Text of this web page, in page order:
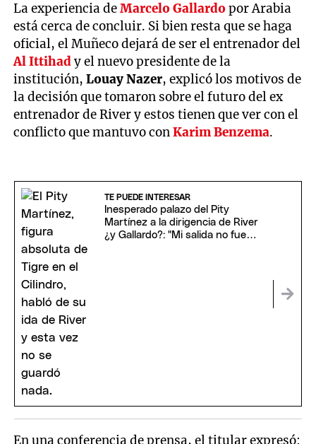
La experiencia deMarcelo Gallardopor Arabia
está cerca de concluir. Si bien resta que se haga
oficial, el Muñeco dejará de ser el entrenador del
Al Ittihady el nuevo presidente de la
institución,Louay Nazer, explicó los motivos de
la decisión que tomaron sobre el futuro del ex
entrenador de River y estos tienen que ver con el
conflicto que mantuvo conKarim Benzema.
TE PUEDE INTERESAR
Inesperado palazo del Pity
Martínez a la dirigencia de River
¿y Gallardo?: "Mi salida no fue
En una conferencia de prensa, el titular expresó: